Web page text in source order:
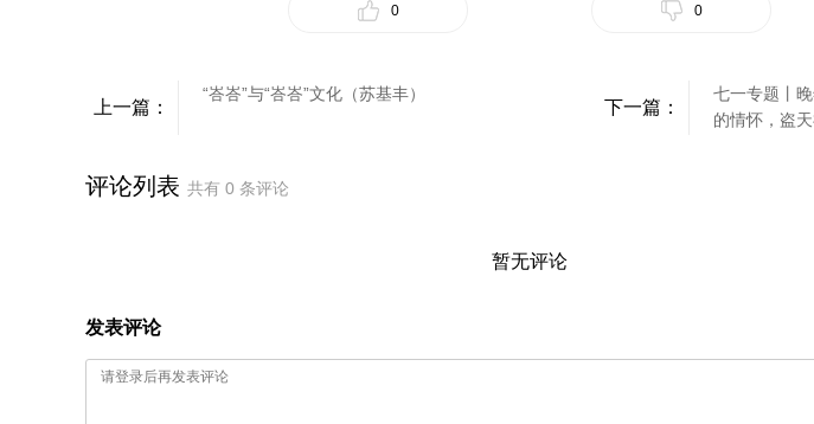
0 0
上一篇：
“峇峇”与“峇峇”文化（苏基丰）
下一篇：
七一专题丨
的情怀，盗
评论列表 共有 0 条评论
暂无评论
发表评论